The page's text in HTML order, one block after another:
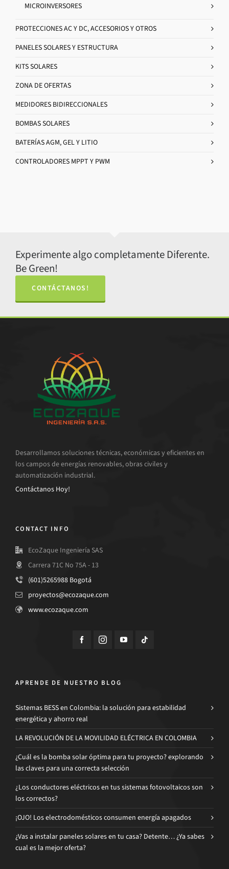
MICROINVERSORES
PROTECCIONES AC Y DC, ACCESORIOS Y OTROS
PANELES SOLARES Y ESTRUCTURA
KITS SOLARES
ZONA DE OFERTAS
MEDIDORES BIDIRECCIONALES
BOMBAS SOLARES
BATERÍAS AGM, GEL Y LITIO
CONTROLADORES MPPT Y PWM
Experimente algo completamente Diferente.
Be Green!
CONTÁCTANOS!
Desarrollamos soluciones técnicas, económicas y eficientes en
los campos de energías renovables, obras civiles y
automatización industrial.
Contáctanos Hoy!
CONTACT INFO
EcoZaque Ingeniería SAS
Carrera 71C No 75A - 13
(601)5265988 Bogotá
proyectos@ecozaque.com
www.ecozaque.com
APRENDE DE NUESTRO BLOG
Sistemas BESS en Colombia: la solución para estabilidad
energética y ahorro real
LA REVOLUCIÓN DE LA MOVILIDAD ELÉCTRICA EN COLOMBIA
¿Cuál es la bomba solar óptima para tu proyecto? explorando
las claves para una correcta selección
¿Los conductores eléctricos en tus sistemas fotovoltaicos son
los correctos?
¡OJO! Los electrodomésticos consumen energía apagados
¿Vas a instalar paneles solares en tu casa? Detente… ¿Ya sabes
cual es la mejor oferta?